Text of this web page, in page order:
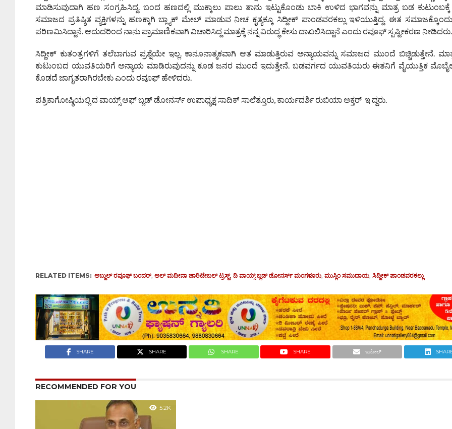
ಮಾಡಿಸುವುದಾಗಿ ಹಣ ಸಂಗ್ರಹಿಸಿದ್ದ. ಬಂದ ಹಣದಲ್ಲಿ ಮುಕ್ಕಾಲು ಪಾಲು ತಾನು ಇಟ್ಟುಕೊಂಡು ಬಾಕಿ ಉಳಿದ ಭಾಗವನ್ನು ಮಾತ್ರ ಬಡ ಕುಟುಂಬಕ್ಕೆ
ಸಮಾಜದ ಪ್ರತಿಷ್ಠಿತ ವ್ಯಕ್ತಿಗಳನ್ನು ಹಣಕ್ಕಾಗಿ ಬ್ಲ್ಯಾಕ್ ಮೇಲ್ ಮಾಡುವ ನೀಚ ಕೃತ್ಯಕ್ಕೂ ಸಿದ್ದೀಕ್ ಪಾಂಡವರಕಲ್ಲು ಇಳಿಯುತ್ತಿದ್ದ. ಈತ
ಪರಿಣಮಿಸಿದ್ದಾನೆ. ಆದುದರಿಂದ ನಾನು ಪ್ರಾಮಾಣಿಕವಾಗಿ ವಿಚಾರಿಸಿದ್ದ ಮಾತ್ರಕ್ಕೆ ನನ್ನ ವಿರುದ್ಧ ಕೇಸು ದಾಖಲಿಸಿದ್ದಾನೆ ಎಂದು ರವೂಫ್ ಸ್ಪಷ್ಟೀಕರಣ ನೀಡಿದರು.
ಸಿದ್ದೀಕ್‌ ಕುತಂತ್ರಗಳಿಗೆ ತಲೆಬಾಗುವ ಪ್ರಶ್ನೆಯೇ ಇಲ್ಲ. ಕಾನೂನಾತ್ಮಕವಾಗಿ ಆತ ಮಾಡುತ್ತಿರುವ ಅನ್ಯಾಯವನ್ನು ಸಮಾಜದ ಮುಂದೆ ಬಿಚ್ಚಿಡುತ್ತೇನೆ.
ಕುಟುಂಬದ ಯುವತಿಯರಿಗೆ ಅನ್ಯಾಯ ಮಾಡಿರುವುದನ್ನು ಕೂಡ ಜನರ ಮುಂದೆ ಇದುತ್ತೇನೆ. ಬಡವರ್ಗದ ಯುವತಿಯರು ಈತನಿಗೆ ವೈಯುತ್ತಿಕ
ಕೊಡದೆ ಜಾಗೃತರಾಗಿರಬೇಕು ಎಂದು ರವೂಫ್‌ ಹೇಳಿದರು.
ಪತ್ರಿಕಾಗೋಷ್ಠಿಯಲ್ಲಿ ದ ವಾಯ್ಸ್‌ ಆಫ್‌ ಬ್ಲಡ್‌ ಡೋನರ್ಸ್‌ ಉಪಾಧ್ಯಕ್ಷ ಸಾದಿಕ್‌ ಸಾಲೆತ್ತೂರು, ಕಾರ್ಯದರ್ಶಿ ರುಬಿಯಾ ಅಕ್ತರ್‌ ಇ ದ್ದರು.
RELATED ITEMS: ಅಬ್ದುಲ್ ರವೂಫ್ ಬಂದರ್‌ ,ಅಲ್‌ ಮದೀನಾ ಚಾರಿಟೇಬಲ್ ಟ್ರಸ್ಟ್,ದಿ ವಾಯ್ಸ್ ಬ್ಲಡ್ ಡೋನರ್ಸ್ ಮಂಗಳೂರು ,ಮುಸ್ಲಿಂ ಸಮುದಾಯ ,ಸಿದ್ದೀಕ್ ಪಾಂಡವರಕಲ್ಲು
SHARE SHARE SHARE SHARE ಇಮೇಲ್
RECOMMENDED FOR YOU
5.2K